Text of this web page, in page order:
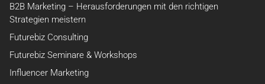
B2B Marketing – Herausforderungen mit den richtigen
Strategien meistern
Futurebiz Consulting
Futurebiz Seminare & Workshops
Influencer Marketing